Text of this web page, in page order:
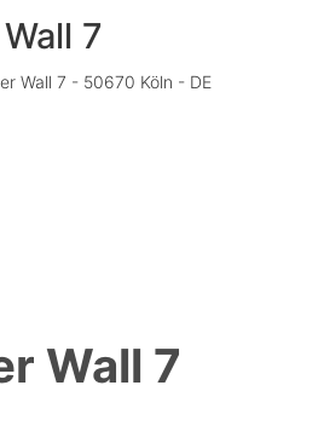
Wall 7
Wall 7 - 50670 Köln - DE
Wall 7